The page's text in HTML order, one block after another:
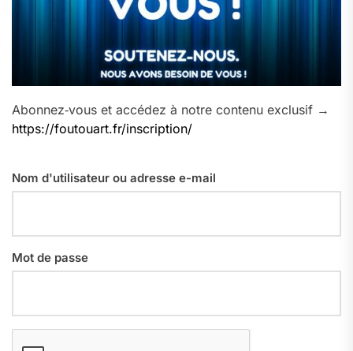
Abonnez‑vous et accédez à notre contenu exclusif →
https://foutouart.fr/inscription/
Nom d'utilisateur ou adresse e-mail
Mot de passe